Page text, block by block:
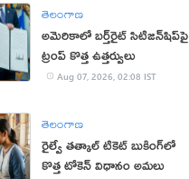
తెలంగాణ
అమెరికాలో బర్త్‌రైట్ సిటిజన్‌షిప్‌పై
ట్రంప్ కొత్త ఉత్తర్వులు
Aug 07, 2026, 02:08 IST
తెలంగాణ
రైల్వే తత్కాల్ టికెట్ బుకింగ్‌లో
కొత్త టోకెన్ విధానం అమలు